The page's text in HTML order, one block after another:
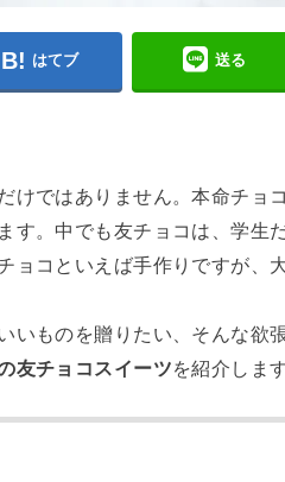
はてブ 送る
けではありません。本命チョ
す。中でも友チョコは、学生
ョコといえば手作りですが、
いものを贈りたい、そんな欲
友チョコスイーツを紹介します